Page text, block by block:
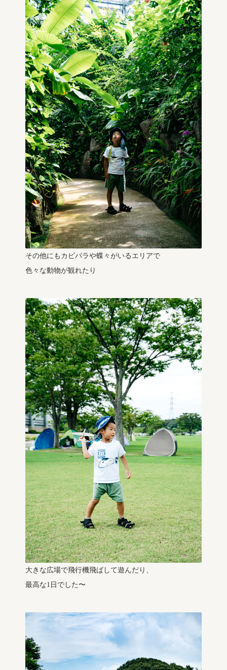
その他にもカピパラや蝶々がいるエリアで
色々な動物が観れたり
大きな広場で飛行機飛ばして遊んだり、
最高な1日でした〜